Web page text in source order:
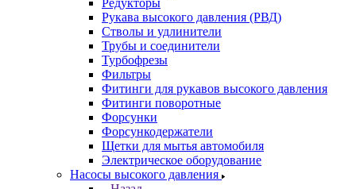
Редукторы
Рукава высокого давления (РВД)
Стволы и удлинители
Трубы и соединители
Турбофрезы
Фильтры
Фитинги для рукавов высокого давления
Фитинги поворотные
Форсунки
Форсункодержатели
Щетки для мытья автомобиля
Электрическое оборудование
Насосы высокого давления